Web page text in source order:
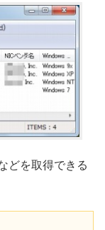
どを取得できる